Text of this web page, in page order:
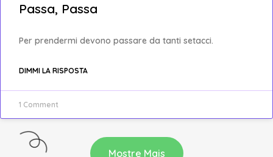
Passa, Passa
Per prendermi devono passare da tanti setacci.
DIMMI LA RISPOSTA
1 Comment
Mostre Mais